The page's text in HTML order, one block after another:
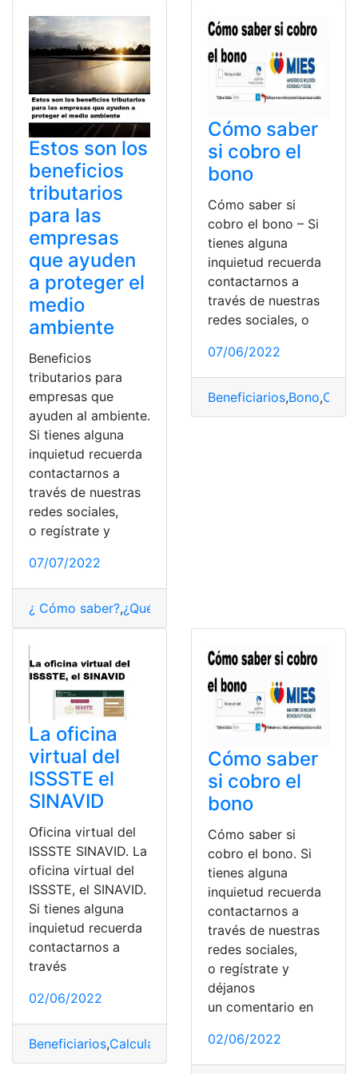
Estos son los
beneficios
tributarios
para las
empresas
que ayuden
a proteger el
medio
ambiente
Beneficios
tributarios para
empresas que
ayuden al ambiente.
Si tienes alguna
inquietud recuerda
contactarnos a
través de nuestras
redes sociales,
o regístrate y
07/07/2022
¿ Cómo saber?,¿Qué es?
Cómo saber
si cobro el
bono
Cómo saber si
cobro el bono – Si
tienes alguna
inquietud recuerda
contactarnos a
través de nuestras
redes sociales, o
07/06/2022
Beneficiarios,Bono,
La oficina
virtual del
ISSSTE el
SINAVID
Oficina virtual del
ISSSTE SINAVID. La
oficina virtual del
ISSSTE, el SINAVID.
Si tienes alguna
inquietud recuerda
contactarnos a
través
02/06/2022
Beneficiarios,Calculadora del ISSSTE,Fovissste
Cómo saber
si cobro el
bono
Cómo saber si
cobro el bono. Si
tienes alguna
inquietud recuerda
contactarnos a
través de nuestras
redes sociales,
o regístrate y
déjanos
un comentario en
02/06/2022